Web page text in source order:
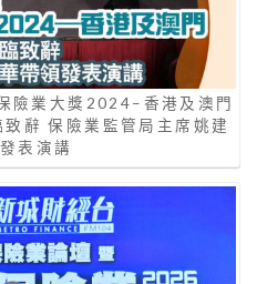
險業大獎2024–香港及澳門
致辭 保險業監管局主席姚建
表演講